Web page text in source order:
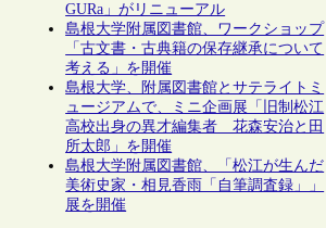
GURa」がリニューアル
島根大学附属図書館、ワークショップ
「古文書・古典籍の保存継承について
考える」を開催
島根大学、附属図書館とサテライトミ
ュージアムで、ミニ企画展「旧制松江
高校出身の異才編集者 花森安治と田
所太郎」を開催
島根大学附属図書館、「松江が生んだ
美術史家・相見香雨「自筆調査録」」
展を開催